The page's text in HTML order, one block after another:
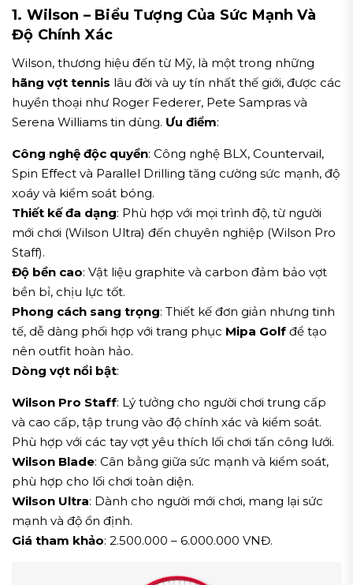
1. Wilson – Biểu Tượng Của Sức Mạnh Và
Độ Chính Xác
Wilson, thương hiệu đến từ Mỹ, là một trong những
hãng vợt tennis lâu đời và uy tín nhất thế giới, được các
huyền thoại như Roger Federer, Pete Sampras và
Serena Williams tin dùng. Ưu điểm:
Công nghệ độc quyền: Công nghệ BLX, Countervail,
Spin Effect và Parallel Drilling tăng cường sức mạnh, độ
xoáy và kiểm soát bóng.
Thiết kế đa dạng: Phù hợp với mọi trình độ, từ người
mới chơi (Wilson Ultra) đến chuyên nghiệp (Wilson Pro
Staff).
Độ bền cao: Vật liệu graphite và carbon đảm bảo vợt
bền bỉ, chịu lực tốt.
Phong cách sang trọng: Thiết kế đơn giản nhưng tinh
tế, dễ dàng phối hợp với trang phục Mipa Golf để tạo
nên outfit hoàn hảo.
Dòng vợt nổi bật:
Wilson Pro Staff: Lý tưởng cho người chơi trung cấp
và cao cấp, tập trung vào độ chính xác và kiểm soát.
Phù hợp với các tay vợt yêu thích lối chơi tấn công lưới.
Wilson Blade: Cân bằng giữa sức mạnh và kiểm soát,
phù hợp cho lối chơi toàn diện.
Wilson Ultra: Dành cho người mới chơi, mang lại sức
mạnh và độ ổn định.
Giá tham khảo: 2.500.000 – 6.000.000 VNĐ.